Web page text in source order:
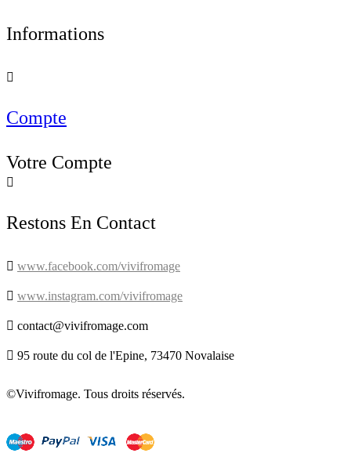
Informations

Compte
Votre Compte

Restons En Contact
 www.facebook.com/vivifromage
 www.instagram.com/vivifromage
 contact@vivifromage.com
 95 route du col de l'Epine, 73470 Novalaise
©Vivifromage. Tous droits réservés.